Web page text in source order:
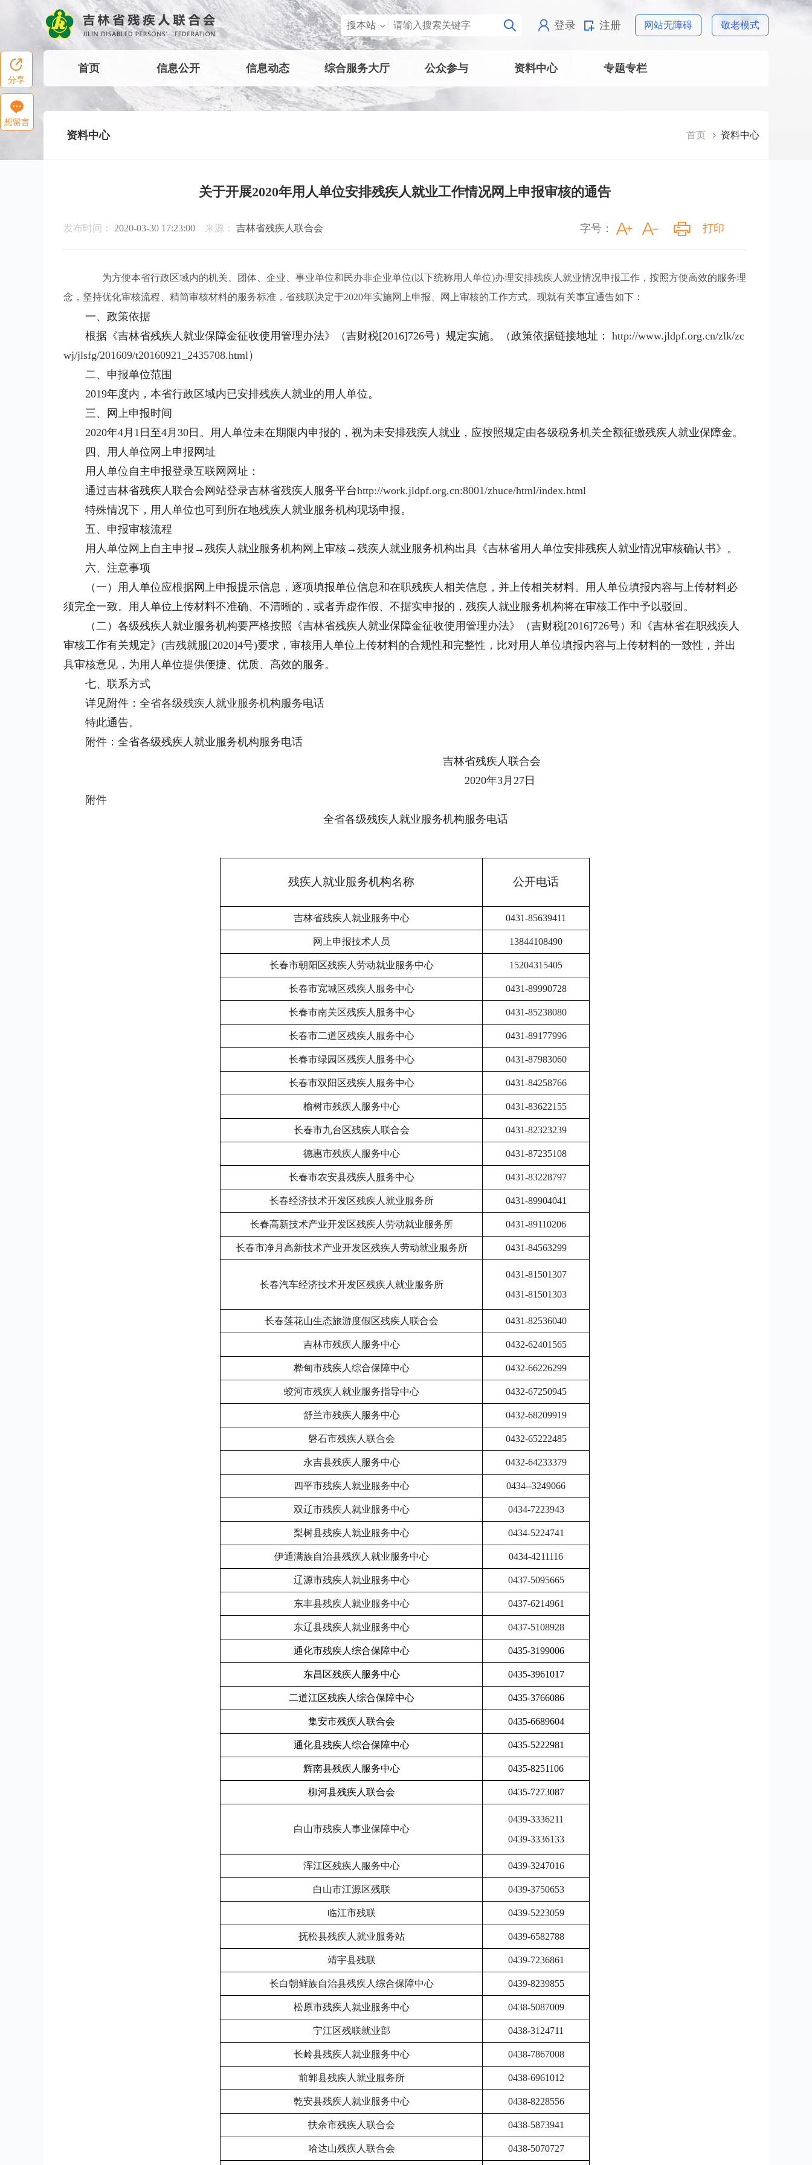
搜本站 登录 注册 网站无障碍 敬老模式
首页 信息公开 信息动态 综合服务大厅 公众参与 资料中心 专题专栏
资料中心 首页 资料中心
关于开展2020年用人单位安排残疾人就业工作情况网上申报审核的通告
发布时间： 2020-03-30 17:23:00 来源： 吉林省残疾人联合会 字号： 打印
为方便本省行政区域内的机关、团体、企业、事业单位和民办非企业单位(以下统称用人单位)办理安排残疾人就业情况申报工作，按照方便高效的服务理
念，坚持优化审核流程、精简审核材料的服务标准，省残联决定于2020年实施网上申报、网上审核的工作方式。现就有关事宜通告如下：
一、政策依据
根据《吉林省残疾人就业保障金征收使用管理办法》（吉财税[2016]726号）规定实施。（政策依据链接地址： http://www.jldpf.org.cn/zlk/zc
wj/jlsfg/201609/t20160921_2435708.html）
二、申报单位范围
2019年度内，本省行政区域内已安排残疾人就业的用人单位。
三、网上申报时间
2020年4月1日至4月30日。用人单位未在期限内申报的，视为未安排残疾人就业，应按照规定由各级税务机关全额征缴残疾人就业保障金。
四、用人单位网上申报网址
用人单位自主申报登录互联网网址：
通过吉林省残疾人联合会网站登录吉林省残疾人服务平台http://work.jldpf.org.cn:8001/zhuce/html/index.html
特殊情况下，用人单位也可到所在地残疾人就业服务机构现场申报。
五、申报审核流程
用人单位网上自主申报→残疾人就业服务机构网上审核→残疾人就业服务机构出具《吉林省用人单位安排残疾人就业情况审核确认书》。
六、注意事项
（一）用人单位应根据网上申报提示信息，逐项填报单位信息和在职残疾人相关信息，并上传相关材料。用人单位填报内容与上传材料必
须完全一致。用人单位上传材料不准确、不清晰的，或者弄虚作假、不据实申报的，残疾人就业服务机构将在审核工作中予以驳回。
（二）各级残疾人就业服务机构要严格按照《吉林省残疾人就业保障金征收使用管理办法》（吉财税[2016]726号）和《吉林省在职残疾人
审核工作有关规定》(吉残就服[2020]4号)要求，审核用人单位上传材料的合规性和完整性，比对用人单位填报内容与上传材料的一致性，并出
具审核意见，为用人单位提供便捷、优质、高效的服务。
七、联系方式
详见附件： 全省各级残疾人就业服务机构服务电话
特此通告。
附件：全省各级残疾人就业服务机构服务电话
吉林省残疾人联合会
2020年3月27日
附件
全省各级残疾人就业服务机构服务电话
残疾人就业服务机构名称 公开电话
吉林省残疾人就业服务中心 0431-85639411
网上申报技术人员 13844108490
长春市朝阳区残疾人劳动就业服务中心 15204315405
长春市宽城区残疾人服务中心 0431-89990728
长春市南关区残疾人服务中心 0431-85238080
长春市二道区残疾人服务中心 0431-89177996
长春市绿园区残疾人服务中心 0431-87983060
长春市双阳区残疾人服务中心 0431-84258766
榆树市残疾人服务中心 0431-83622155
长春市九台区残疾人联合会 0431-82323239
德惠市残疾人服务中心 0431-87235108
长春市农安县残疾人服务中心 0431-83228797
长春经济技术开发区残疾人就业服务所 0431-89904041
长春高新技术产业开发区残疾人劳动就业服务所 0431-89110206
长春市净月高新技术产业开发区残疾人劳动就业服务所 0431-84563299
长春汽车经济技术开发区残疾人就业服务所
0431-81501307
0431-81501303
长春莲花山生态旅游度假区残疾人联合会 0431-82536040
吉林市残疾人服务中心 0432-62401565
桦甸市残疾人综合保障中心 0432-66226299
蛟河市残疾人就业服务指导中心 0432-67250945
舒兰市残疾人服务中心 0432-68209919
磐石市残疾人联合会 0432-65222485
永吉县残疾人服务中心 0432-64233379
四平市残疾人就业服务中心 0434--3249066
双辽市残疾人就业服务中心 0434-7223943
梨树县残疾人就业服务中心 0434-5224741
伊通满族自治县残疾人就业服务中心 0434-4211116
辽源市残疾人就业服务中心 0437-5095665
东丰县残疾人就业服务中心 0437-6214961
东辽县残疾人就业服务中心 0437-5108928
通化市残疾人综合保障中心 0435-3199006
东昌区残疾人服务中心 0435-3961017
二道江区残疾人综合保障中心 0435-3766086
集安市残疾人联合会 0435-6689604
通化县残疾人综合保障中心 0435-5222981
辉南县残疾人服务中心 0435-8251106
柳河县残疾人联合会 0435-7273087
白山市残疾人事业保障中心
0439-3336211
0439-3336133
浑江区残疾人服务中心 0439-3247016
白山市江源区残联 0439-3750653
临江市残联 0439-5223059
抚松县残疾人就业服务站 0439-6582788
靖宇县残联 0439-7236861
长白朝鲜族自治县残疾人综合保障中心 0439-8239855
松原市残疾人就业服务中心 0438-5087009
宁江区残联就业部 0438-3124711
长岭县残疾人就业服务中心 0438-7867008
前郭县残疾人就业服务所 0438-6961012
乾安县残疾人就业服务中心 0438-8228556
扶余市残疾人联合会 0438-5873941
哈达山残疾人联合会 0438-5070727
分享
想留言